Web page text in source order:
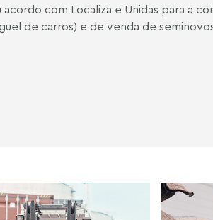
com Localiza e Unidas para a
de carros) e de venda de